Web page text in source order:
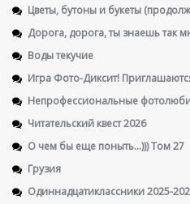
Цветы, бутоны и букеты
Дорога, дорога, ты знаешь так
Воды текучие
Игра Фото-Диксит!
Непрофессиональные
Читательский квест 2026
О чем бы еще поныть...))) Том 27
Грузия
Одиннадцатиклассники 2025-